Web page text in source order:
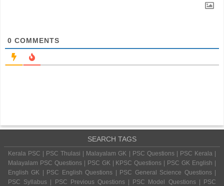
0 COMMENTS
SEARCH TAGS
Kerala PSC | PSC Thulasi | Malayalam GK | PSC Questions | PSC Kerala |
Malayalam PSC Questions | PSC GK | KPSC Questions | PSC GK English |
English GK | PSC English Questions | PSC General Science Questions |
PSC Syllabus | PSC Previous Questions | PSC Model Questions | PSC